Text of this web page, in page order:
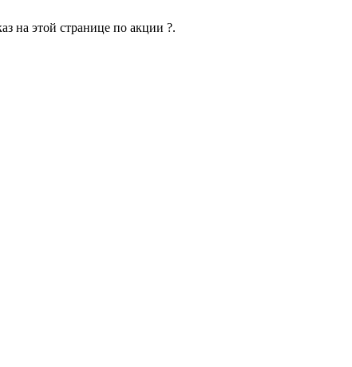
на этой странице по акции ?.